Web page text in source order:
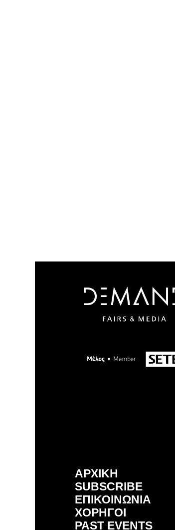
ΑΡΧΙΚΗ
SUBSCRIBE
ΕΠΙΚΟΙΝΩΝΙΑ
ΧΟΡΗΓΟΙ
PAST EVENTS